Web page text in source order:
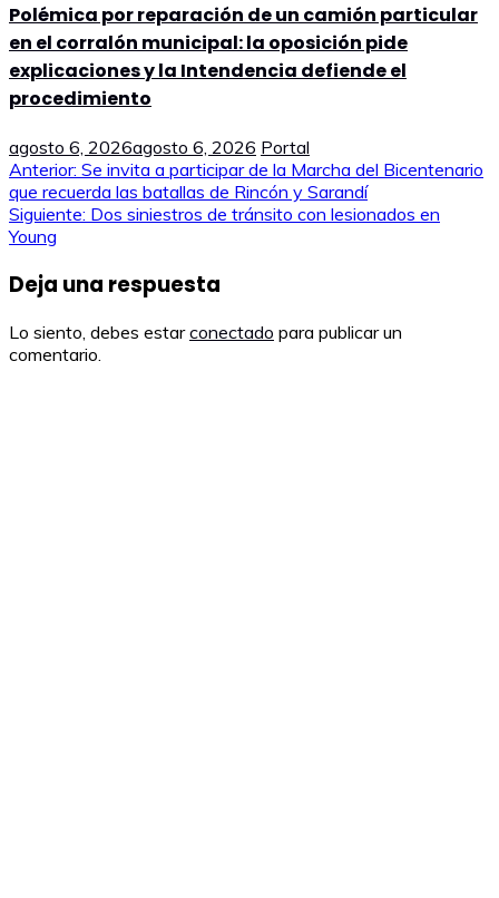
Polémica por reparación de un camión particular
en el corralón municipal: la oposición pide
explicaciones y la Intendencia defiende el
procedimiento
agosto 6, 2026agosto 6, 2026 Portal
Navegación
de
entradas
Anterior: Se invita a participar de la Marcha del Bicentenario
que recuerda las batallas de Rincón y Sarandí
Siguiente: Dos siniestros de tránsito con lesionados en
Young
Deja una respuesta
Lo siento, debes estarconectado para publicar un
comentario.